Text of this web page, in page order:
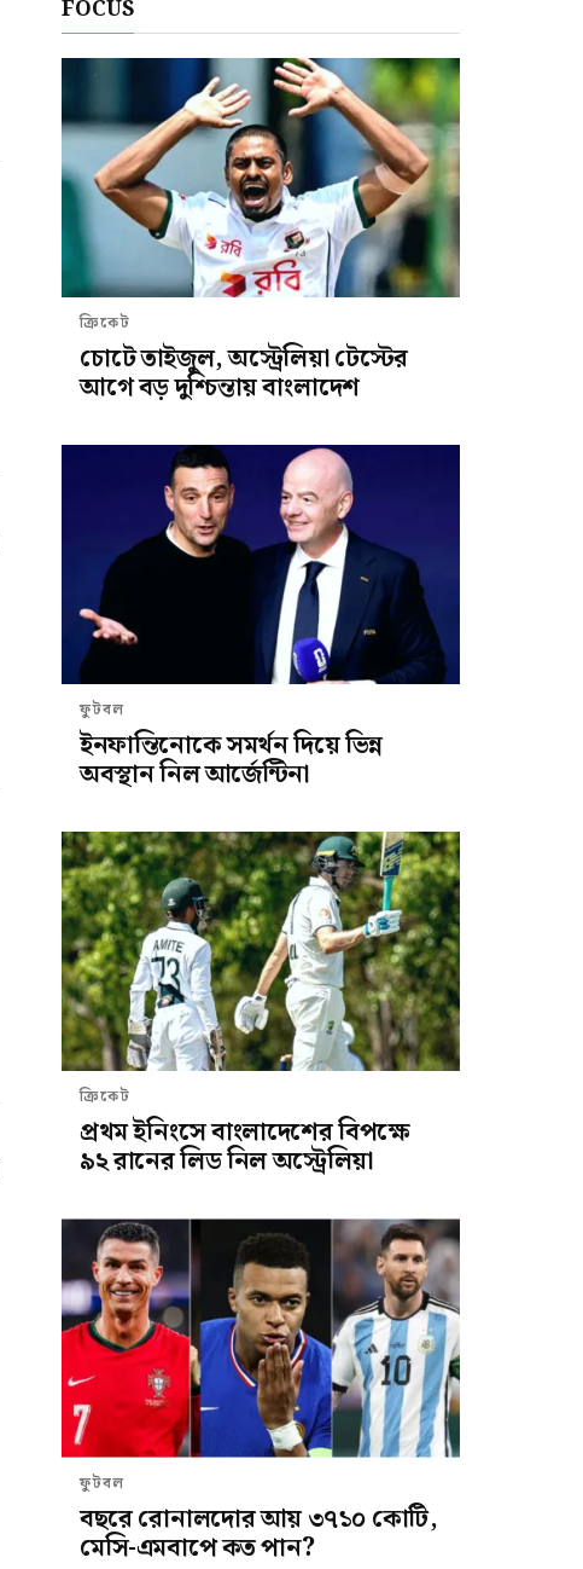
FOCUS
ক্রিকেট
চোটে তাইজুল, অস্ট্রেলিয়া টেস্টের
আগে বড় দুশ্চিন্তায় বাংলাদেশ
ফুটবল
ইনফান্তিনোকে সমর্থন দিয়ে ভিন্ন
অবস্থান নিল আর্জেন্টিনা
ক্রিকেট
প্রথম ইনিংসে বাংলাদেশের বিপক্ষে
৯২ রানের লিড নিল অস্ট্রেলিয়া
ফুটবল
বছরে রোনালদোর আয় ৩৭১০ কোটি,
মেসি-এমবাপে কত পান?